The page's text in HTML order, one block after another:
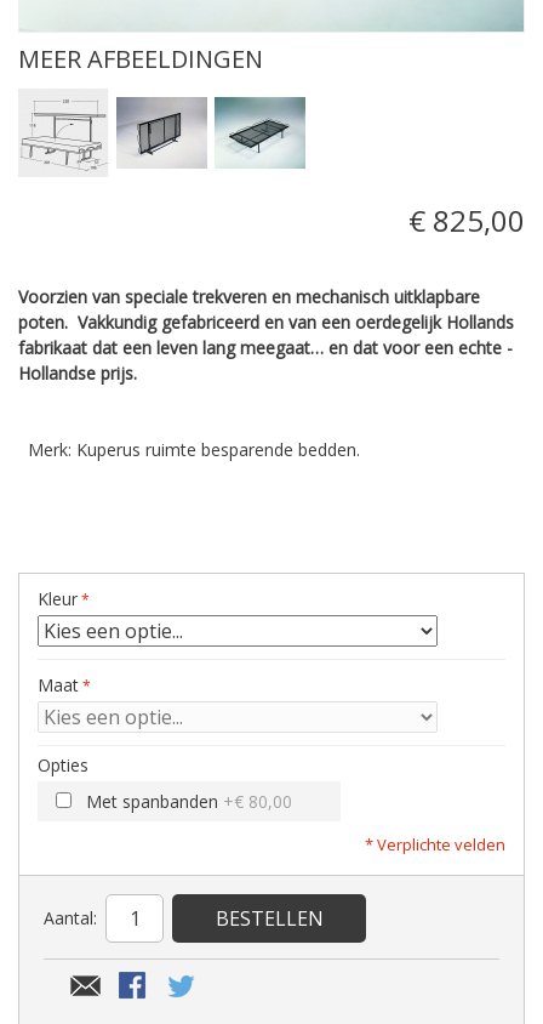
MEER AFBEELDINGEN
€ 825,00
Voorzien van speciale trekveren en mechanisch uitklapbare
poten. Vakkundig ­gefabriceerd en van een ­oerdegelijk ­Hollands
fabrikaat dat een leven lang ­meegaat… en dat voor een echte ­
Hollandse prijs.
Merk: Kuperus ruimte besparende bedden.
Kleur
Maat
Opties
Met spanbanden +€ 80,00
* Verplichte velden
Aantal: BESTELLEN